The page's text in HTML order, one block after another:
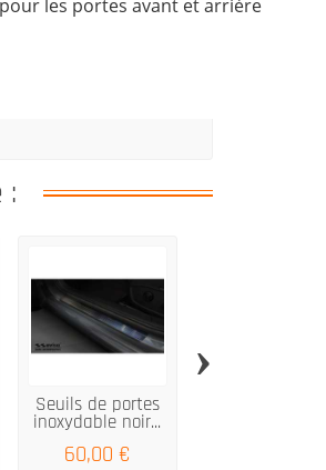
les portes avant et arrière
:
Seuils de portes
inoxydable noir...
60,00 €
›